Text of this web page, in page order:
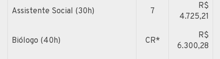
Assistente Social (30h) 7
R$
4.725,21
Biólogo (40h) CR*
R$
6.300,28